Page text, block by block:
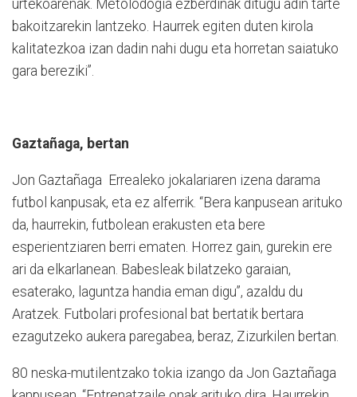
urtekoarenak. Metolodogia ezberdinak ditugu adin tarte
bakoitzarekin lantzeko. Haurrek egiten duten kirola
kalitatezkoa izan dadin nahi dugu eta horretan saiatuko
gara bereziki”.
Gaztañaga, bertan
Jon Gaztañaga Errealeko jokalariaren izena darama
futbol kanpusak, eta ez alferrik. “Bera kanpusean arituko
da, haurrekin, futbolean erakusten eta bere
esperientziaren berri ematen. Horrez gain, gurekin ere
ari da elkarlanean. Babesleak bilatzeko garaian,
esaterako, laguntza handia eman digu”, azaldu du
Aratzek. Futbolari profesional bat bertatik bertara
ezagutzeko aukera paregabea, beraz, Zizurkilen bertan.
80 neska-mutilentzako tokia izango da Jon Gaztañaga